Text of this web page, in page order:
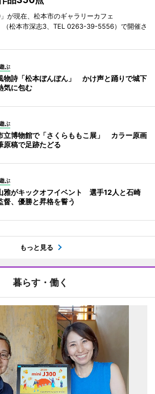
が現在、松本市のギャラリーカフェ
（松本市深志3、TEL 0263-39-5556）で開催さ
ぶ
物詩「松本ぼんぼん」 かけ声と踊りで城下
気に包む
ぶ
立博物館で「さくらももこ展」 カラー原画
原稿で足跡たどる
ぶ
雅がキックオフイベント 選手12人と石崎
督、優勝と昇格を誓う
もっと見る
暮らす・働く